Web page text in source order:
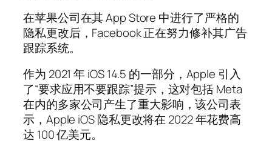
在苹果公司在其 App Store 中进行了严格的
隐私更改后，Facebook 正在努力修补其广告
跟踪系统。
作为 2021 年 iOS 14.5 的一部分，Apple 引入
了“要求应用不要跟踪”提示，这对包括 Meta
在内的多家公司产生了重大影响，该公司表
示，Apple iOS 隐私更改将在 2022 年花费高
达 100 亿美元。